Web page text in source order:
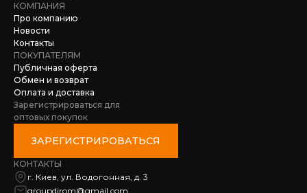
КОМПАНИЯ
Про компанию
Новости
Контакты
ПОКУПАТЕЛЯМ
Публичная оферта
Обмен и возврат
Оплата и доставка
Зарегистрироваться для
оптовых покупок
ЗАРЕГИСТРИРОВАТЬСЯ
КОНТАКТЫ
г. Киев, ул. Водогонная, д. 3
groupdirom@gmail.com